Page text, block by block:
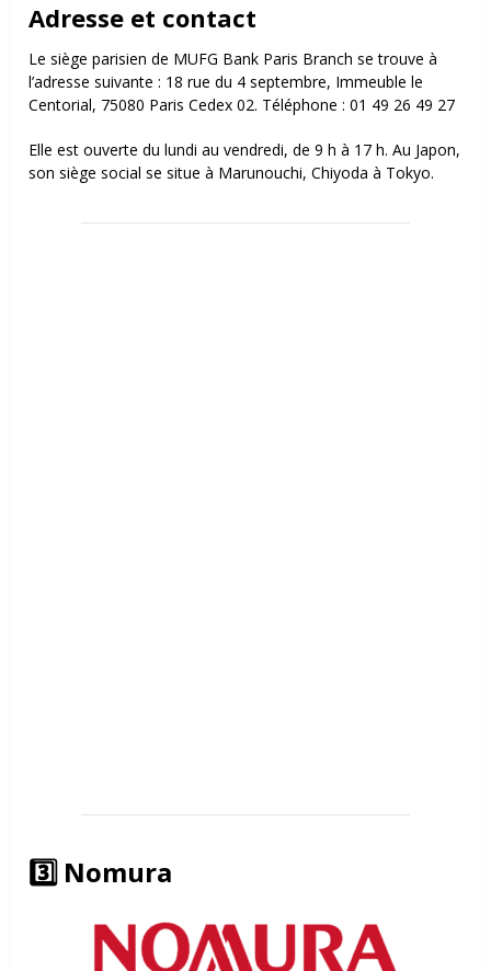
Adresse et contact
Le siège parisien de MUFG Bank Paris Branch se trouve à
l’adresse suivante : 18 rue du 4 septembre, Immeuble le
Centorial, 75080 Paris Cedex 02. Téléphone : 01 49 26 49 27
Elle est ouverte du lundi au vendredi, de 9 h à 17 h.Au Japon,
son siège social se situe à Marunouchi, Chiyoda à Tokyo.
3️⃣ Nomura